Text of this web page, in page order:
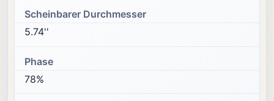
Scheinbarer Durchmesser
5.74''
Phase
78%